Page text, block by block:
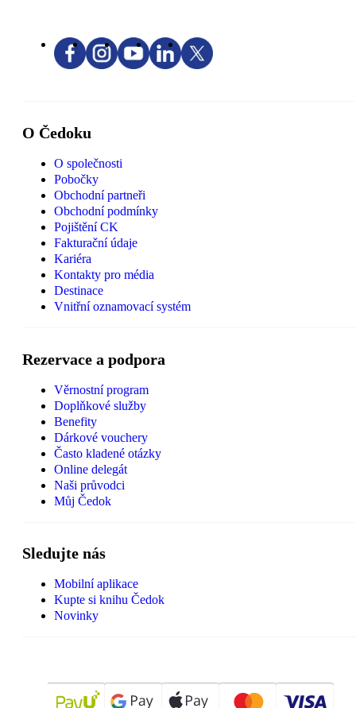
O Čedoku
O společnosti
Pobočky
Obchodní partneři
Obchodní podmínky
Pojištění CK
Fakturační údaje
Kariéra
Kontakty pro média
Destinace
Vnitřní oznamovací systém
Rezervace a podpora
Věrnostní program
Doplňkové služby
Benefity
Dárkové vouchery
Často kladené otázky
Online delegát
Naši průvodci
Můj Čedok
Sledujte nás
Mobilní aplikace
Kupte si knihu Čedok
Novinky